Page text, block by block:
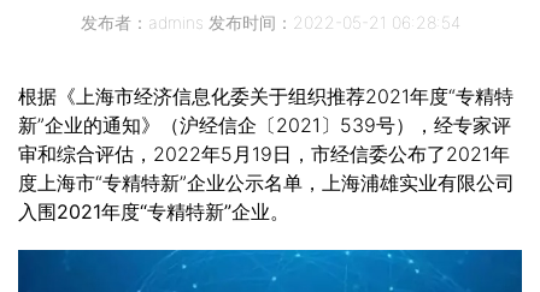
发布者：admins 发布时间：2022-05-21 06:28:54
根据《上海市经济信息化委关于组织推荐2021年度“专精特
新”企业的通知》（沪经信企〔2021〕539号），经专家评
审和综合评估，2022年5月19日，市经信委公布了2021年
度上海市“专精特新”企业公示名单， 上海浦雄实业有限公司
入围2021年度“专精特新”企业。